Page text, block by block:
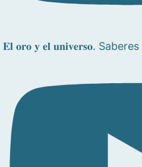
𝐄𝐥 𝐨𝐫𝐨 𝐲 𝐞𝐥 𝐮𝐧𝐢𝐯𝐞𝐫𝐬𝐨.